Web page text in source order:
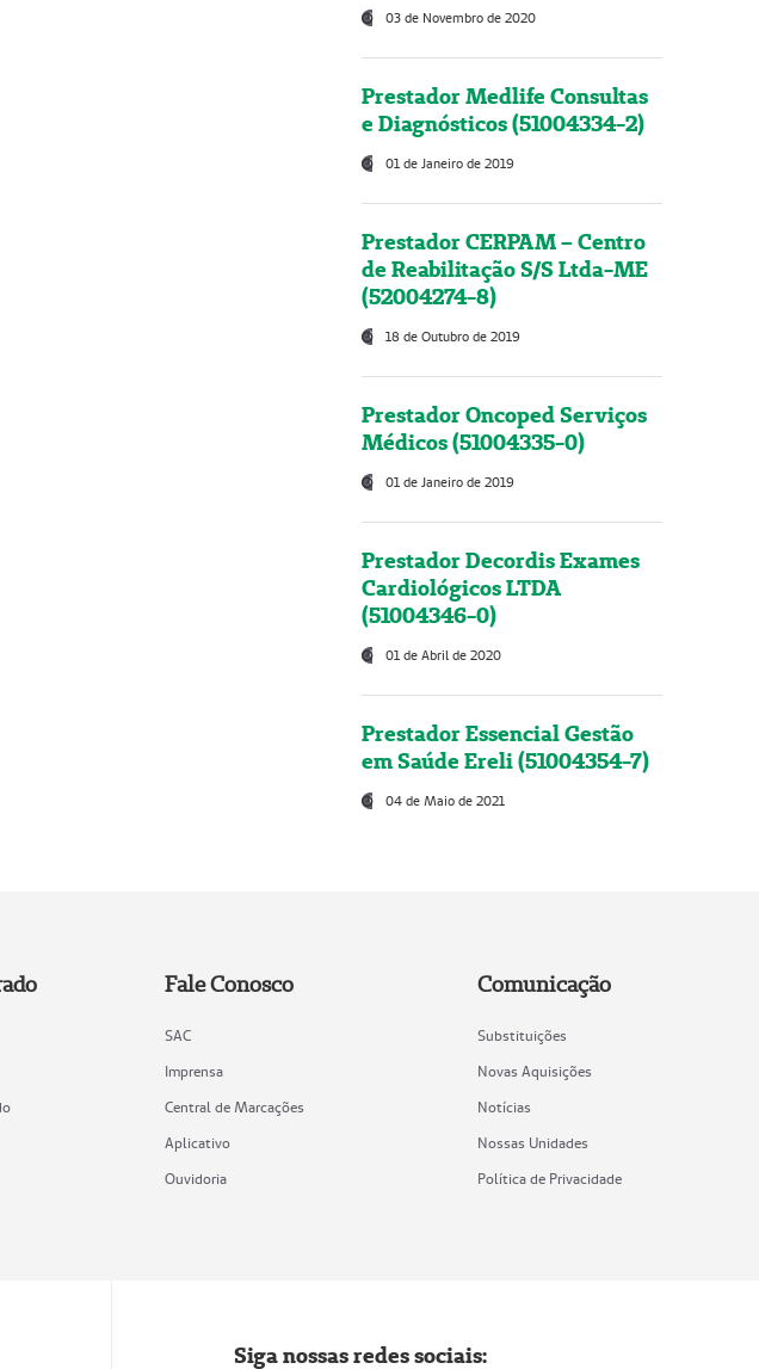
03 de Novembro de 2020
Prestador Medlife Consultas
e Diagnósticos (51004334-2)
01 de Janeiro de 2019
Prestador CERPAM – Centro
de Reabilitação S/S Ltda-ME
(52004274-8)
18 de Outubro de 2019
Prestador Oncoped Serviços
Médicos (51004335-0)
01 de Janeiro de 2019
Prestador Decordis Exames
Cardiológicos LTDA
(51004346-0)
01 de Abril de 2020
Prestador Essencial Gestão
em Saúde Ereli (51004354-7)
04 de Maio de 2021
Fale Conosco
SAC
Imprensa
Central de Marcações
Aplicativo
Ouvidoria
Comunicação
Substituições
Novas Aquisições
Notícias
Nossas Unidades
Política de Privacidade
Siga nossas redes sociais: